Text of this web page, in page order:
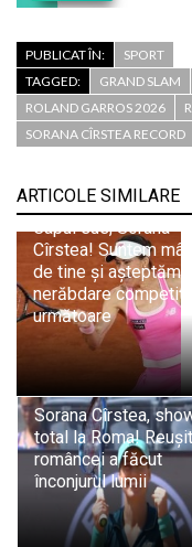
PUBLICAT ÎN:
SPORT
TAGGED:
GRAND SLAM
ROLAND GARROS 2026
SORANA CÎRSTEA RECORD
ARTICOLE SIMILARE
Capul sus, Sorana
Cîrstea! Suntem
de tine și așteptăm cu
nerăbdare
următoare
Sorana Cîrstea,
total la Roma!
româncei a făcut
înconjurul lumii